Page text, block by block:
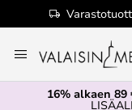
to
Content
16% alkaen 89